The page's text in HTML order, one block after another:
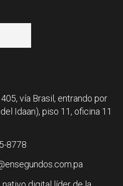
vía Brasil, entrando por
Idaan), piso 11, oficina 11
8778